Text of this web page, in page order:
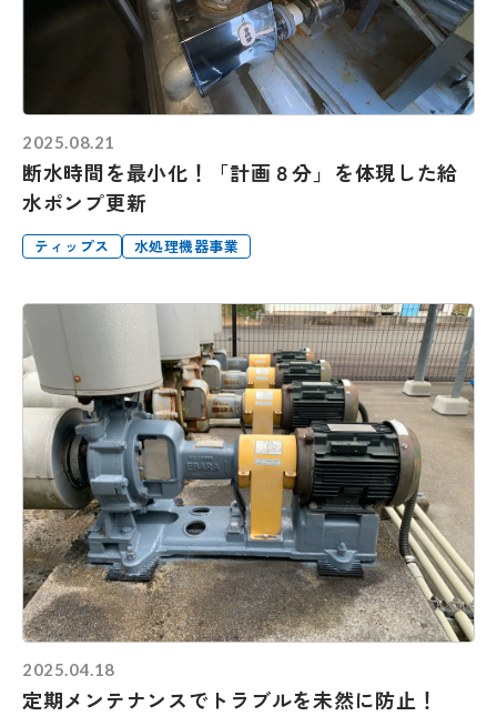
2025.08.21
断水時間を最小化！「計画８分」を体現した給
水ポンプ更新
ティップス 水処理機器事業
2025.04.18
定期メンテナンスでトラブルを未然に防止！